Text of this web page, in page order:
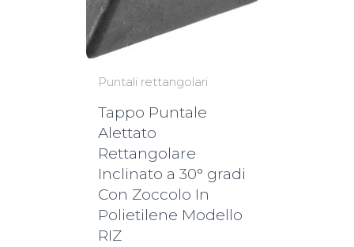
Puntali rettangolari
Tappo Puntale
Alettato
Rettangolare
Inclinato a 30° gradi
Con Zoccolo In
Polietilene Modello
RIZ